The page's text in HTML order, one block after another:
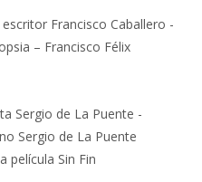
Francisco Caballero -
– Francisco Félix
Sergio de La Puente -
Sergio de La Puente
película Sin Fin